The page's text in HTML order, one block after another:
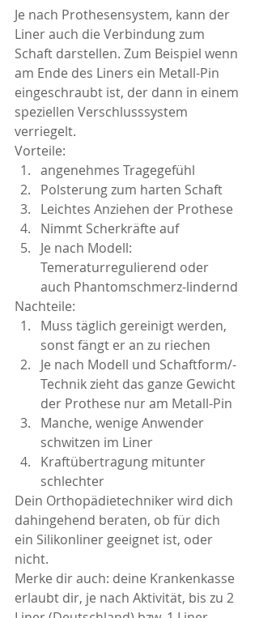
Je nach Prothesensystem, kann der
Liner auch die Verbindung zum
Schaft darstellen. Zum Beispiel wenn
am Ende des Liners ein Metall-Pin
eingeschraubt ist, der dann in einem
speziellen Verschlusssystem
verriegelt.
Vorteile:
angenehmes Tragegefühl
Polsterung zum harten Schaft
Leichtes Anziehen der Prothese
Nimmt Scherkräfte auf
Je nach Modell:
Temeraturregulierend oder
auch Phantomschmerz-lindernd
Nachteile:
Muss täglich gereinigt werden,
sonst fängt er an zu riechen
Je nach Modell und Schaftform/-
Technik zieht das ganze Gewicht
der Prothese nur am Metall-Pin
Manche, wenige Anwender
schwitzen im Liner
Kraftübertragung mitunter
schlechter
Dein Orthopädietechniker wird dich
dahingehend beraten, ob für dich
ein Silikonliner geeignet ist, oder
nicht.
Merke dir auch: deine Krankenkasse
erlaubt dir, je nach Aktivität, bis zu 2